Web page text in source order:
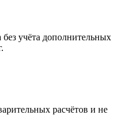
учёта дополнительных
расчётов и не